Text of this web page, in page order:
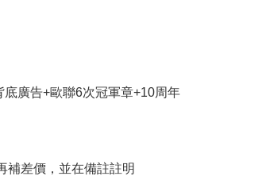
廣告+歐聯6次冠軍章+10周年
補差價，並在備註註明